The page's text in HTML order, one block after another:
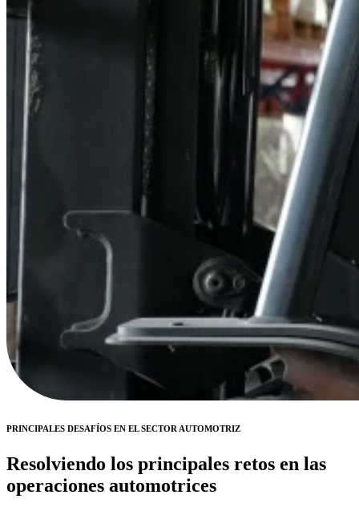
PRINCIPALES DESAFÍOS EN EL SECTOR AUTOMOTRIZ
Resolviendo los principales retos en las
operaciones automotrices